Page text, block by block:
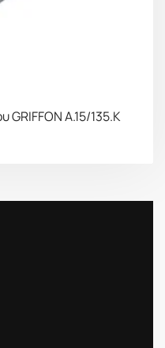
GRIFFON A.15/135.K